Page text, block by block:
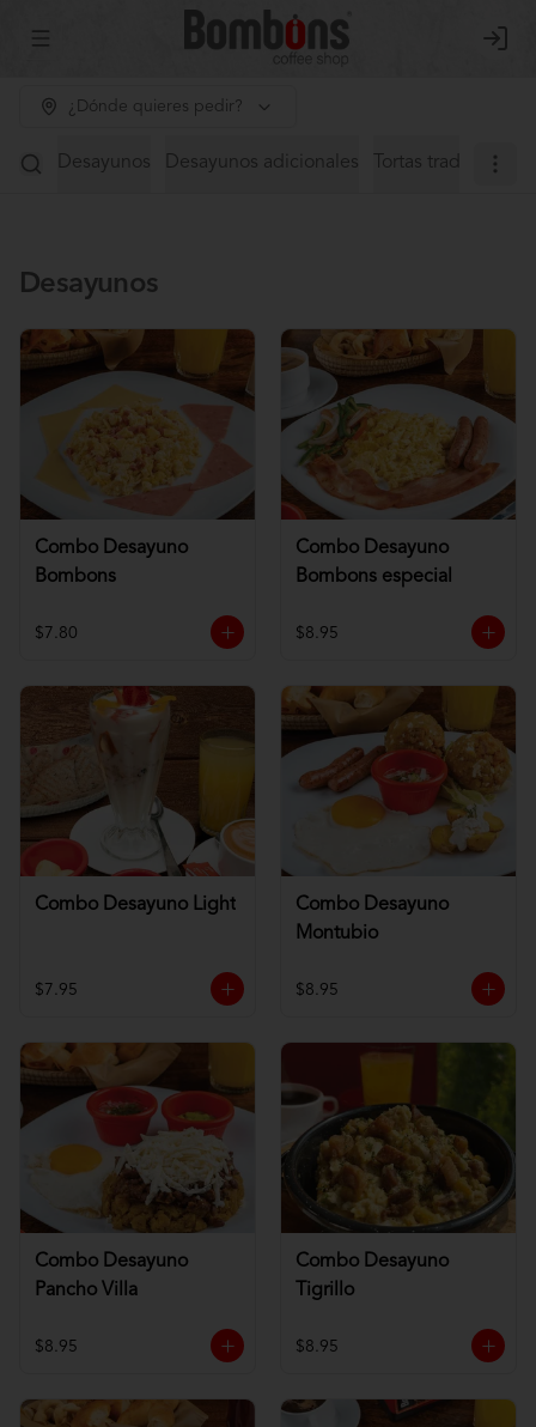
Abrir menu de navegación Login
¿Dónde quieres pedir?
Desayunos Desayunos adicionales Tortas tradicionales
Desayunos
Combo Desayuno
Bombons
$7.80
Combo Desayuno
Bombons especial
$8.95
Combo Desayuno Light
$7.95
Combo Desayuno
Montubio
$8.95
Combo Desayuno
Pancho Villa
$8.95
Combo Desayuno
Tigrillo
$8.95